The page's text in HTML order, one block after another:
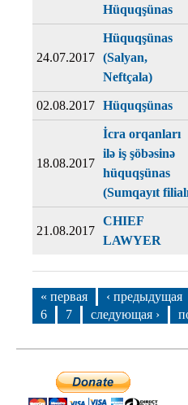
Hüquqşünas
24.07.2017
Hüquqşünas
(Salyan,
Neftçala)
02.08.2017 Hüquqşünas
18.08.2017
İcra orqanları
ilə iş şöbəsinə
hüquqşünas
(Sumqayıt
21.08.2017
CHIEF
LAWYER
Страницы
« первая ‹ предыдущая
6
7 следующая ›